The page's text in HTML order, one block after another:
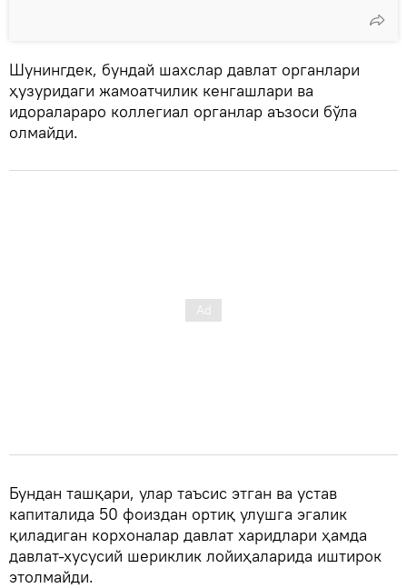
Шунингдек, бундай шахслар давлат органлари
ҳузуридаги жамоатчилик кенгашлари ва
идоралараро коллегиал органлар аъзоси бўла
олмайди.
Бундан ташқари, улар таъсис этган ва устав
капиталида 50 фоиздан ортиқ улушга эгалик
қиладиган корхоналар давлат харидлари ҳамда
давлат-хусусий шериклик лойиҳаларида иштирок
этолмайди.